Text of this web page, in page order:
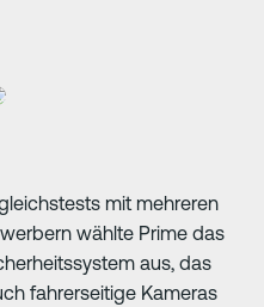
mit mehreren
wählte Prime das
aus, das
fahrerseitige Kameras